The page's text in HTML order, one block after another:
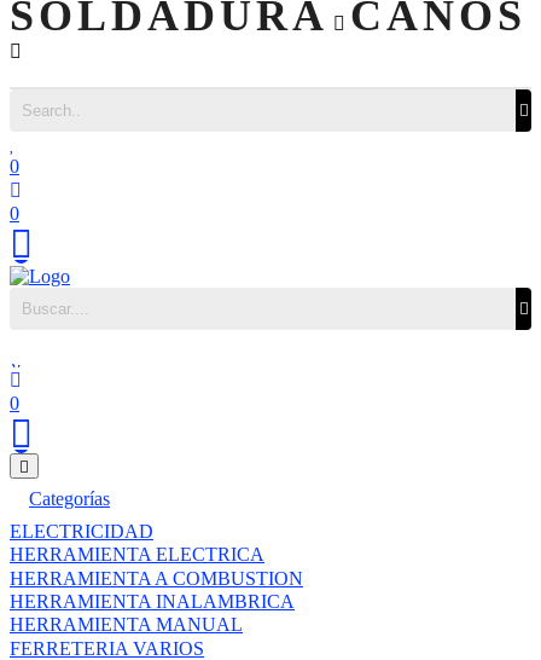
0
0
0
Categorías
ELECTRICIDAD
HERRAMIENTA ELECTRICA
HERRAMIENTA A COMBUSTION
HERRAMIENTA INALAMBRICA
HERRAMIENTA MANUAL
FERRETERIA VARIOS